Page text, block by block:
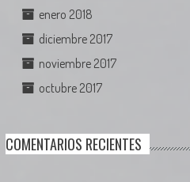
enero 2018
diciembre 2017
noviembre 2017
octubre 2017
COMENTARIOS RECIENTES